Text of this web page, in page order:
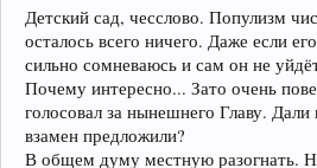
явления в сфере ЖКХ, особенно в посёлке
проводится безудержная «оптимизация»,
участникам недавнего митинга, но и
Часть депутатов возглавляемой Вами
постоянную разнузданную и
СГО, и особенно на её руководителя
ничем.
У нас создалось устойчивое мнение, что Вы
Детский сад, чесслово. Популизм
осталось всего ничего. Даже если
сильно сомневаюсь и сам он не
Почему интересно... Зато очень
голосовал за нынешнего Главу.
взамен предложили?
В общем думу местную разогнать.